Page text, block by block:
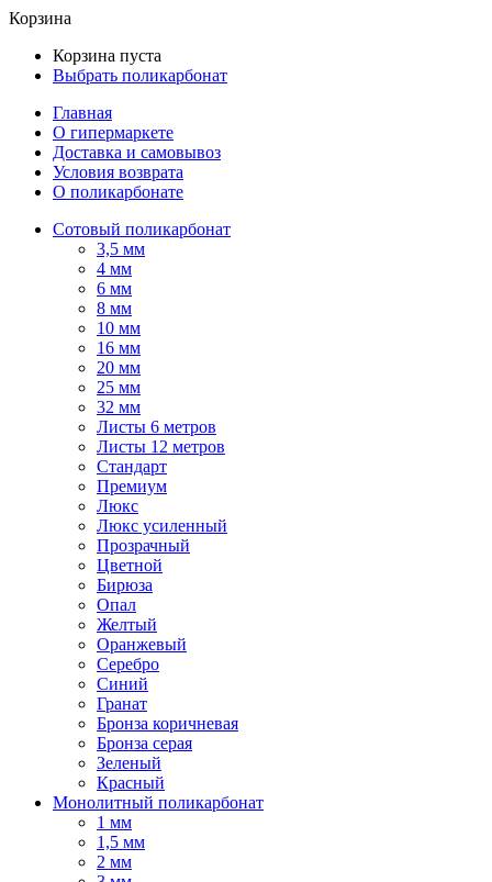
Корзина
Корзина пуста
Выбрать поликарбонат
Главная
О гипермаркете
Доставка и самовывоз
Условия возврата
О поликарбонате
Сотовый поликарбонат
3,5 мм
4 мм
6 мм
8 мм
10 мм
16 мм
20 мм
25 мм
32 мм
Листы 6 метров
Листы 12 метров
Стандарт
Премиум
Люкс
Люкс усиленный
Прозрачный
Цветной
Бирюза
Опал
Желтый
Оранжевый
Серебро
Синий
Гранат
Бронза коричневая
Бронза серая
Зеленый
Красный
Монолитный поликарбонат
1 мм
1,5 мм
2 мм